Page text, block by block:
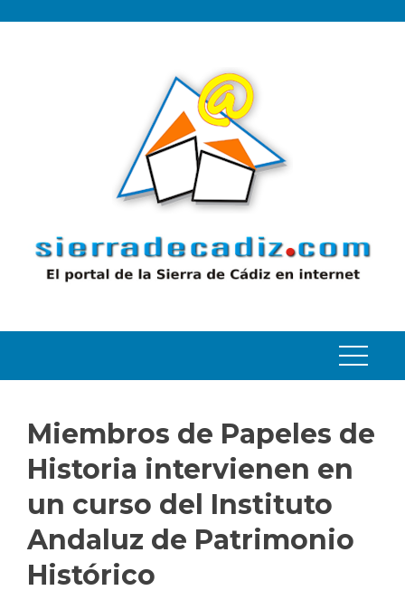
Miembros de Papeles de
Historia intervienen en
un curso del Instituto
Andaluz de Patrimonio
Histórico